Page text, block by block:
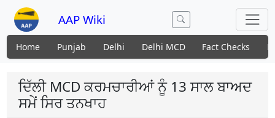
AAP Wiki
Home Punjab Delhi Delhi MCD Fact Checks
ਦਿੱਲੀ MCD ਕਰਮਚਾਰੀਆਂ ਨੂੰ 13 ਸਾਲ ਬਾਅਦ
ਸਮੇਂ ਸਿਰ ਤਨਖਾਹ